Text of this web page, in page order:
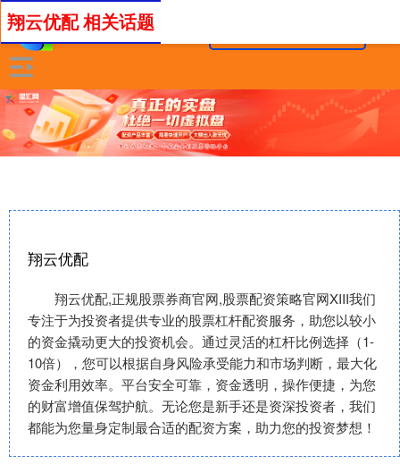
翔云优配
翔云优配,正规股票券商官网,股票配资策略官网XIII‌我们
专注于为投资者提供专业的股票杠杆配资服务，助您以较小
的资金撬动更大的投资机会。通过灵活的杠杆比例选择（1-
10倍），您可以根据自身风险承受能力和市场判断，最大化
资金利用效率。平台安全可靠，资金透明，操作便捷，为您
的财富增值保驾护航。无论您是新手还是资深投资者，我们
都能为您量身定制最合适的配资方案，助力您的投资梦想！
翔云优配 相关话题